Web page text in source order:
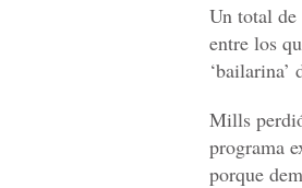
Un total de
entre los
Mills
programa
porque